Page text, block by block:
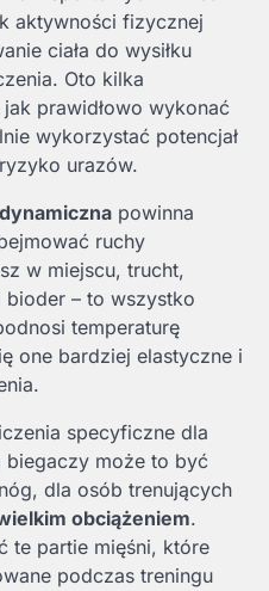
aktywności fizycznej
ciała do wysiłku
Oto kilka
prawidłowo wykonać
wykorzystać potencjał
urazów.
powinna
ruchy
w miejscu, trucht,
– to wszystko
temperaturę
one bardziej elastyczne i
specyficzne dla
biegaczy może to być
dla osób trenujących
obciążeniem.
te partie mięśni, które
podczas treningu